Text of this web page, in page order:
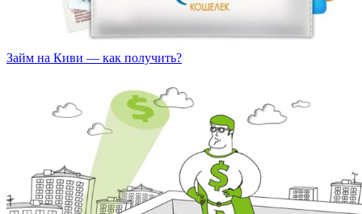
Займ на Киви — как получить?